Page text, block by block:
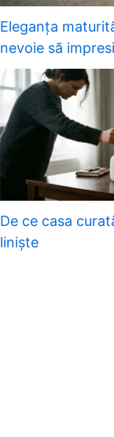
Eleganța
nevoie să
De ce casa
liniște